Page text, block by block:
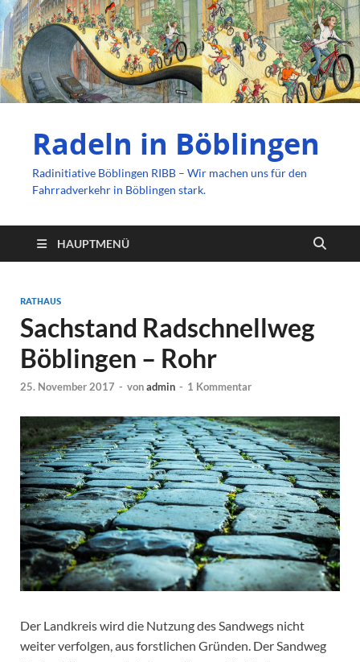
Radeln in Böblingen
Radinitiative Böblingen RIBB – Wir machen uns für den
Fahrradverkehr in Böblingen stark.
HAUPTMENÜ
RATHAUS
Sachstand Radschnellweg
Böblingen – Rohr
25. November 2017 - vonadmin - 1 Kommentar
Der Landkreis wird die Nutzung des Sandwegs nicht
weiter verfolgen, aus forstlichen Gründen. Der Sandweg